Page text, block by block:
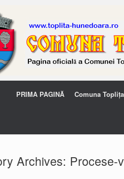
PRIMA PAGINĂ Comuna Toplița
Archives: Procese-